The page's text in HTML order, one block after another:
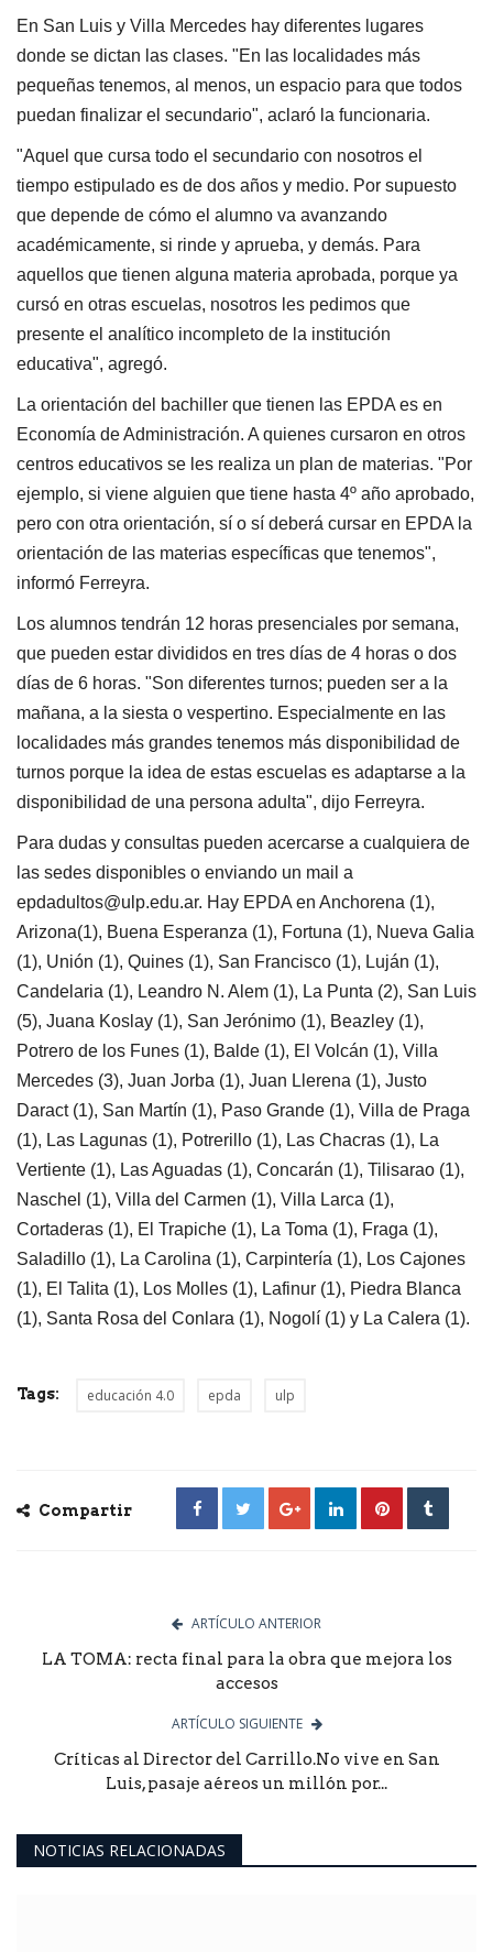
En San Luis y Villa Mercedes hay diferentes lugares
donde se dictan las clases. "En las localidades más
pequeñas tenemos, al menos, un espacio para que todos
puedan finalizar el secundario", aclaró la funcionaria.
"Aquel que cursa todo el secundario con nosotros el
tiempo estipulado es de dos años y medio. Por supuesto
que depende de cómo el alumno va avanzando
académicamente, si rinde y aprueba, y demás. Para
aquellos que tienen alguna materia aprobada, porque ya
cursó en otras escuelas, nosotros les pedimos que
presente el analítico incompleto de la institución
educativa", agregó.
La orientación del bachiller que tienen las EPDA es en
Economía de Administración. A quienes cursaron en otros
centros educativos se les realiza un plan de materias. "Por
ejemplo, si viene alguien que tiene hasta 4º año aprobado,
pero con otra orientación, sí o sí deberá cursar en EPDA la
orientación de las materias específicas que tenemos",
informó Ferreyra.
Los alumnos tendrán 12 horas presenciales por semana,
que pueden estar divididos en tres días de 4 horas o dos
días de 6 horas. "Son diferentes turnos; pueden ser a la
mañana, a la siesta o vespertino. Especialmente en las
localidades más grandes tenemos más disponibilidad de
turnos porque la idea de estas escuelas es adaptarse a la
disponibilidad de una persona adulta", dijo Ferreyra.
Para dudas y consultas pueden acercarse a cualquiera de
las sedes disponibles o enviando un mail a
epdadultos@ulp.edu.ar. Hay EPDA en Anchorena (1),
Arizona(1), Buena Esperanza (1), Fortuna (1), Nueva Galia
(1), Unión (1), Quines (1), San Francisco (1), Luján (1),
Candelaria (1), Leandro N. Alem (1), La Punta (2), San Luis
(5), Juana Koslay (1), San Jerónimo (1), Beazley (1),
Potrero de los Funes (1), Balde (1), El Volcán (1), Villa
Mercedes (3), Juan Jorba (1), Juan Llerena (1), Justo
Daract (1), San Martín (1), Paso Grande (1), Villa de Praga
(1), Las Lagunas (1), Potrerillo (1), Las Chacras (1), La
Vertiente (1), Las Aguadas (1), Concarán (1), Tilisarao (1),
Naschel (1), Villa del Carmen (1), Villa Larca (1),
Cortaderas (1), El Trapiche (1), La Toma (1), Fraga (1),
Saladillo (1), La Carolina (1), Carpintería (1), Los Cajones
(1), El Talita (1), Los Molles (1), Lafinur (1), Piedra Blanca
(1), Santa Rosa del Conlara (1), Nogolí (1) y La Calera (1).
Tags: educación 4.0 epda ulp
Compartir
ARTÍCULO ANTERIOR
LA TOMA: recta final para la obra que mejora los
accesos
ARTÍCULO SIGUIENTE
Críticas al Director del Carrillo.No vive en San
Luis, pasaje aéreos un millón por...
NOTICIAS RELACIONADAS